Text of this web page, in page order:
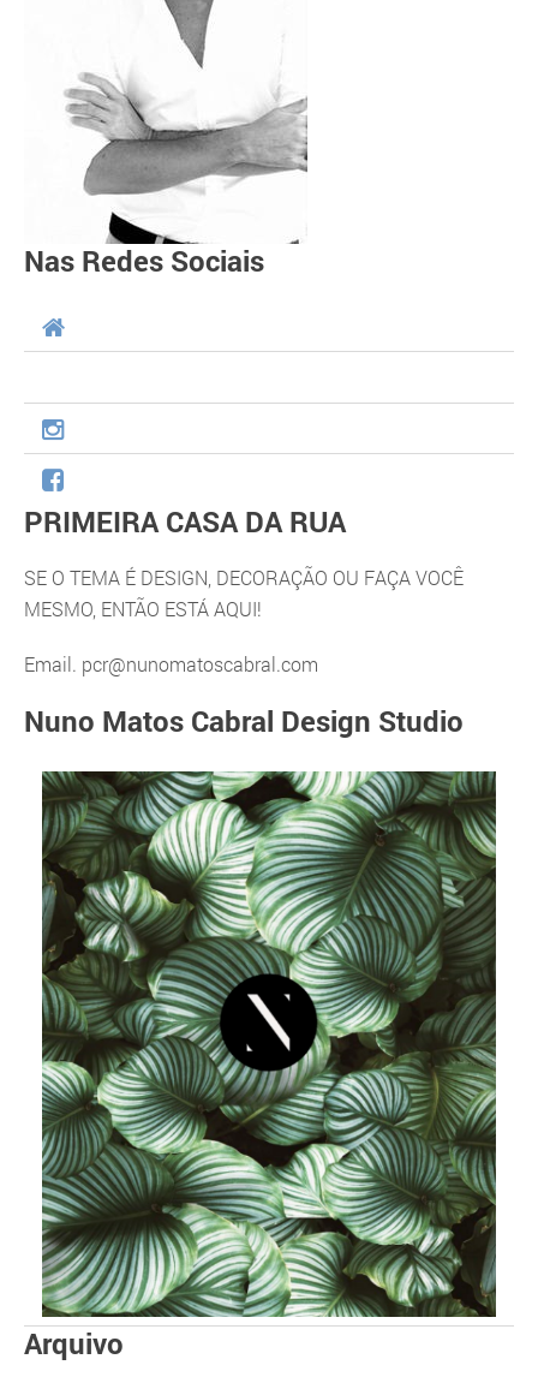
Nas Redes Sociais
PRIMEIRA CASA DA RUA
SE O TEMA É DESIGN, DECORAÇÃO OU FAÇA VOCÊ
MESMO, ENTÃO ESTÁ AQUI!
Email. pcr@nunomatoscabral.com
Nuno Matos Cabral Design Studio
Arquivo